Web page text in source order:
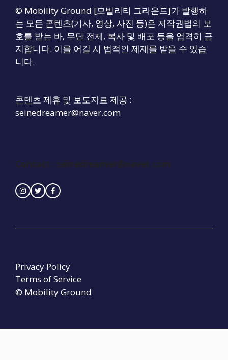
© Mobility Ground [모빌리티 그라운드]가 발행하
는 모든 콘텐츠(기사, 영상, 사진 등)은 저작권법의 보
호를 받는 바, 무단 전제, 복사 및 배포 등을 엄격히 금
지합니다. 이를 어길 시 법적인 제재를 받을 수 있습
니다.
콘텐츠 제휴 및 보도자료 제공 :
seinedreamer@naver.com
Contact : seinedreamer@naver.com
© Mobility Ground
Privacy Policy
Terms of Service